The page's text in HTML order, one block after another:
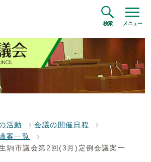
検索 メニュー
活動
会議の開催日程
案一覧
駒市議会第2回(3月)定例会議案一